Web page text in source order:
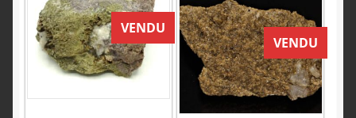
VENDU
VENDU